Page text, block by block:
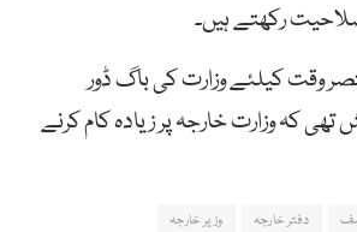
رکھتے ہیں۔
وقت کیلئے وزارت کی باگ ڈور
کہ وزارت خارجہ پر زیادہ کام کرنے
دفتر خارجہ وزیر خارجہ